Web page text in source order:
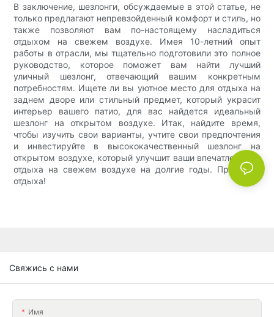
В заключение, шезлонги, обсуждаемые в этой статье, не
только предлагают непревзойденный комфорт и стиль, но
также позволяют вам по-настоящему насладиться
отдыхом на свежем воздухе. Имея 10-летний опыт
работы в отрасли, мы тщательно подготовили это полное
руководство, которое поможет вам найти лучший
уличный шезлонг, отвечающий вашим конкретным
потребностям. Ищете ли вы уютное место для отдыха на
заднем дворе или стильный предмет, который украсит
интерьер вашего патио, для вас найдется идеальный
шезлонг на открытом воздухе. Итак, найдите время,
чтобы изучить свои варианты, учтите свои предпочтения
и инвестируйте в высококачественный шезлонг на
открытом воздухе, который улучшит ваши впечатления от
отдыха на свежем воздухе на долгие годы. Приятного
отдыха!
Свяжись с нами
Имя